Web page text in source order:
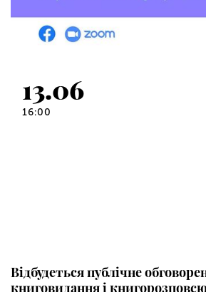
13.06
16:00
Відбудеться публічне
книговидання і